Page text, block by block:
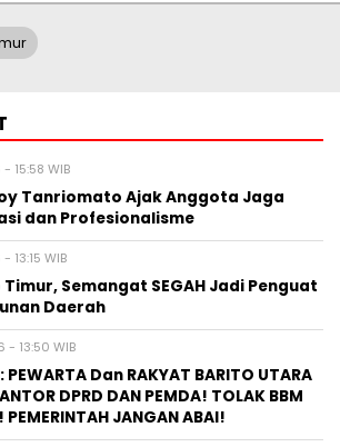
15:58 WIB
Tanriomato Ajak Anggota Jaga
dan Profesionalisme
13:15 WIB
Semangat SEGAH Jadi Penguat
Daerah
13:50 WIB
PEWARTA Dan RAKYAT BARITO UTARA
DPRD DAN PEMDA! TOLAK BBM
JANGAN ABAI!